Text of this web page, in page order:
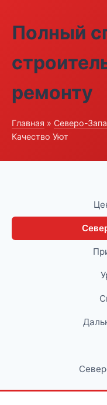
Полный
ремонту
Главная » Северо-
Качество Уют